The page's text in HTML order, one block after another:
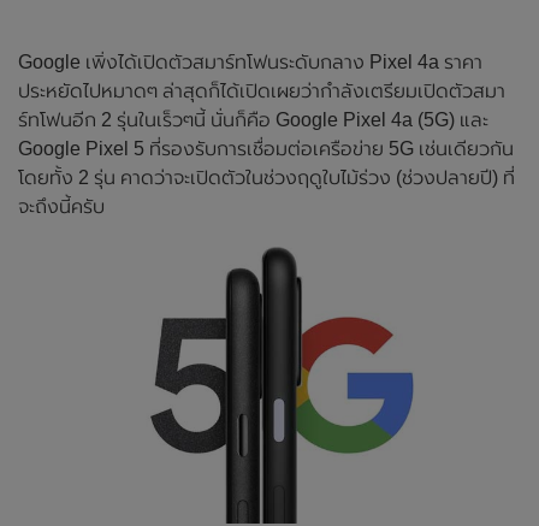
Google เพิ่งได้เปิดตัวสมาร์ทโฟนระดับกลาง Pixel 4a ราคา
ประหยัดไปหมาดๆ ล่าสุดก็ได้เปิดเผยว่ากำลังเตรียมเปิดตัวสมา
ร์ทโฟนอีก 2 รุ่นในเร็วๆนี้ นั่นก็คือ Google Pixel 4a (5G) และ
Google Pixel 5 ที่รองรับการเชื่อมต่อเครือข่าย 5G เช่นเดียวกัน
โดยทั้ง 2 รุ่น คาดว่าจะเปิดตัวในช่วงฤดูใบไม้ร่วง (ช่วงปลายปี) ที่
จะถึงนี้ครับ